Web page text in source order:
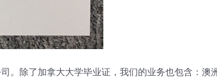
。除了加拿大大学毕业证，我们的业务也包含：澳